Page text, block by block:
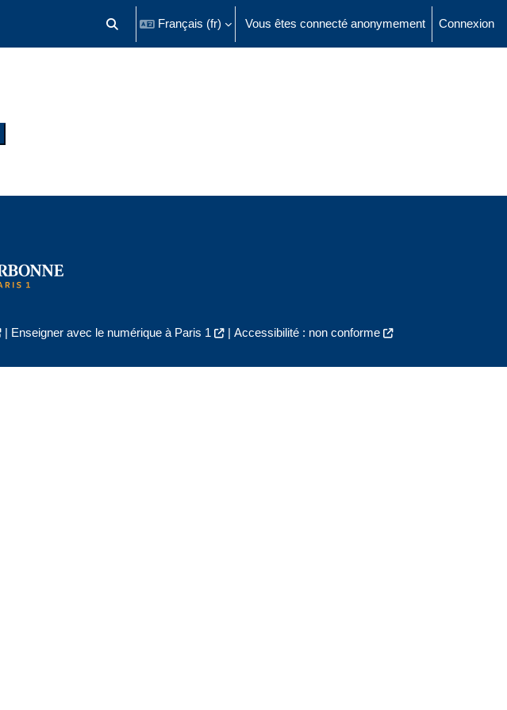
Activer/désactiver la saisie de recherche
Français ‎(fr)‎ Vous êtes connecté anonymement Connexion
| Enseigner avec le numérique à Paris 1 | Accessibilité : non conforme